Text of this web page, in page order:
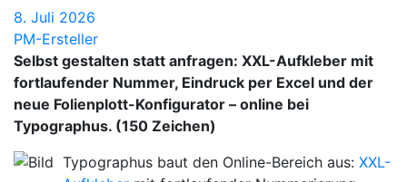
8. Juli 2026
PM-Ersteller
Selbst gestalten statt anfragen: XXL-Aufkleber mit
fortlaufender Nummer, Eindruck per Excel und der
neue Folienplott-Konfigurator – online bei
Typographus. (150 Zeichen)
Typographus baut den Online-Bereich aus: XXL-